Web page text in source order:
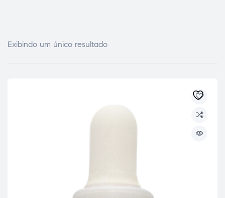
Exibindo um único resultado